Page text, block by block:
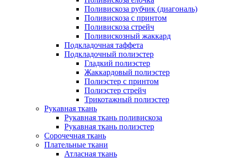
Поливискоза рубчик (диагональ)
Поливискоза с принтом
Поливискоза стрейч
Поливискозный жаккард
Подкладочная таффета
Подкладочный полиэстер
Гладкий полиэстер
Жаккардовый полиэстер
Полиэстер с принтом
Полиэстер стрейч
Трикотажный полиэстер
Рукавная ткань
Рукавная ткань поливискоза
Рукавная ткань полиэстер
Сорочечная ткань
Плательные ткани
Атласная ткань